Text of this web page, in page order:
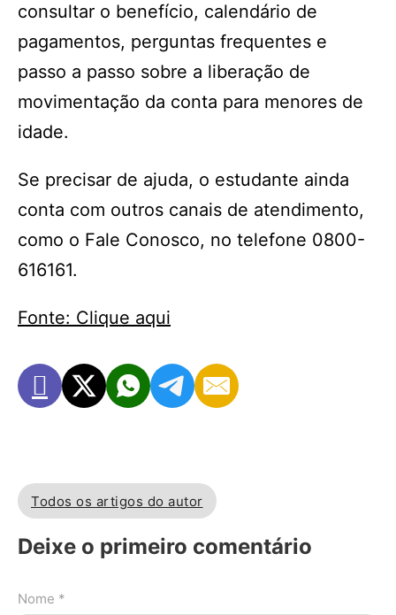
consultar o benefício, calendário de
pagamentos, perguntas frequentes e
passo a passo sobre a liberação de
movimentação da conta para menores de
idade.
Se precisar de ajuda, o estudante ainda
conta com outros canais de atendimento,
como o Fale Conosco, no telefone 0800-
616161.
Fonte: Clique aqui
Todos os artigos do autor
Deixe o primeiro comentário
Nome *